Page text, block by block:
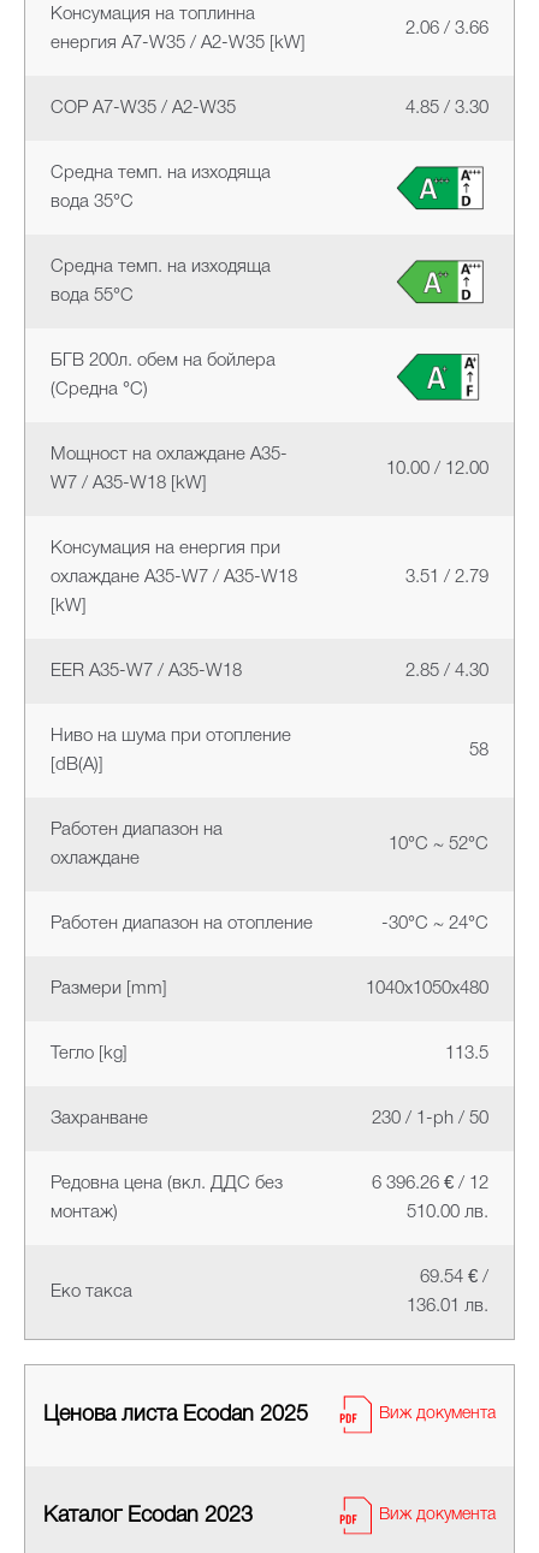
Консумация на топлинна
енергия A7-W35 / A2-W35 [kW]
2.06 / 3.66
COP A7-W35 / A2-W35 4.85 / 3.30
Средна темп. на изходяща
вода 35°C
Средна темп. на изходяща
вода 55°C
БГВ 200л. обем на бойлера
(Средна °C)
Мощност на охлаждане A35-
W7 / A35-W18 [kW]
10.00 / 12.00
Консумация на енергия при
охлаждане A35-W7 / A35-W18
[kW]
3.51 / 2.79
EER A35-W7 / A35-W18 2.85 / 4.30
Ниво на шума при отопление
[dB(A)]
58
Работен диапазон на
охлаждане
10°C ~ 52°C
Работен диапазон на отопление -30°C ~ 24°C
Размери [mm] 1040x1050x480
Тегло [kg] 113.5
Захранване 230 / 1-ph / 50
Редовна цена (вкл. ДДС без
монтаж)
6 396.26 € / 12
510.00 лв.
Еко такса
69.54 € /
136.01 лв.
Ценова листа Ecodan 2025 Виж документа
Каталог Ecodan 2023 Виж документа